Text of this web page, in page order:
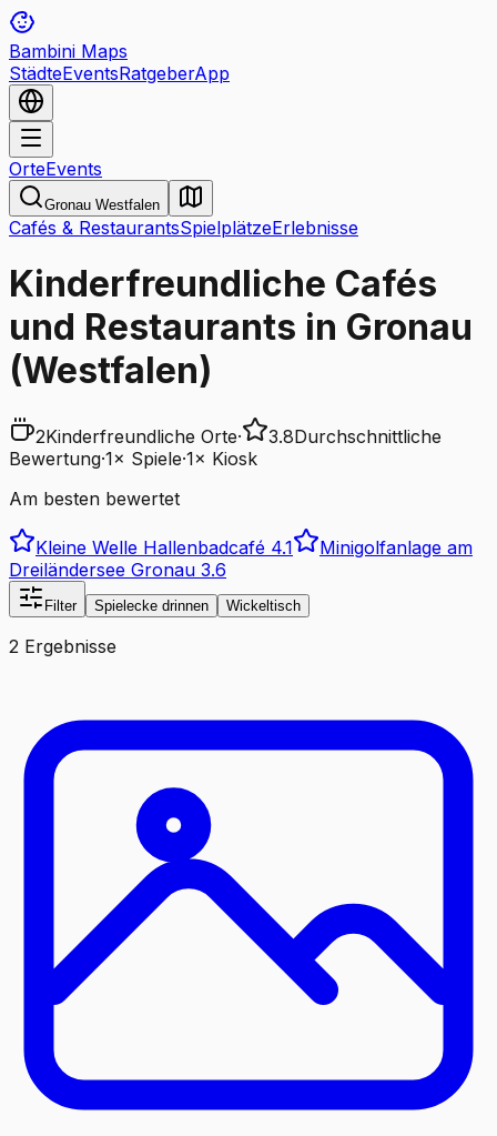
Bambini Maps
StädteEventsRatgeberApp
OrteEvents
Gronau Westfalen
Cafés & RestaurantsSpielplätzeErlebnisse
Kinderfreundliche Cafés
und Restaurants in Gronau
(Westfalen)
2Kinderfreundliche Orte· 3.8Durchschnittliche
Bewertung·1× Spiele·1× Kiosk
Am besten bewertet
Kleine Welle Hallenbadcafé 4.1
Minigolfanlage am
Dreiländersee Gronau 3.6
Filter Spielecke drinnen Wickeltisch
2 Ergebnisse